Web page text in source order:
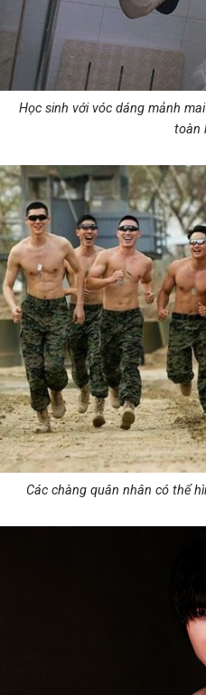
Học sinh với vóc dáng mảnh
toàn
Các chàng quân nhân có thể